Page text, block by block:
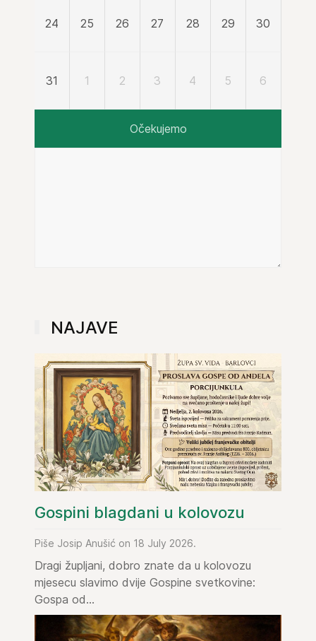
24 25 26 27 28 29 30
31 1 2 3 4 5 6
Očekujemo
NAJAVE
Gospini blagdani u kolovozu
Piše Josip Anušić on 18 July 2026.
Dragi župljani, dobro znate da u kolovozu
mjesecu slavimo dvije Gospine svetkovine:
Gospa od...